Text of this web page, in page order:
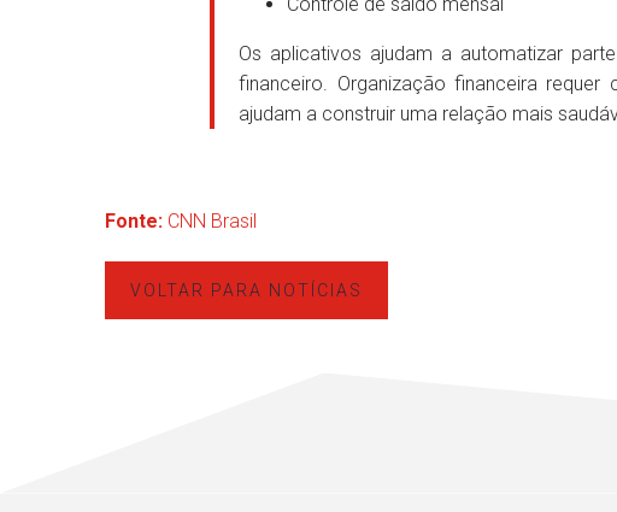
Os aplicativos ajudam a automatizar
financeiro. Organização financeira
ajudam a construir uma relação mais
Fonte: CNN Brasil
VOLTAR PARA NOTÍCIAS